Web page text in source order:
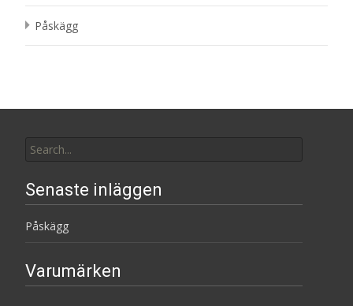
Påskägg
for:
Senaste inläggen
Påskägg
Varumärken